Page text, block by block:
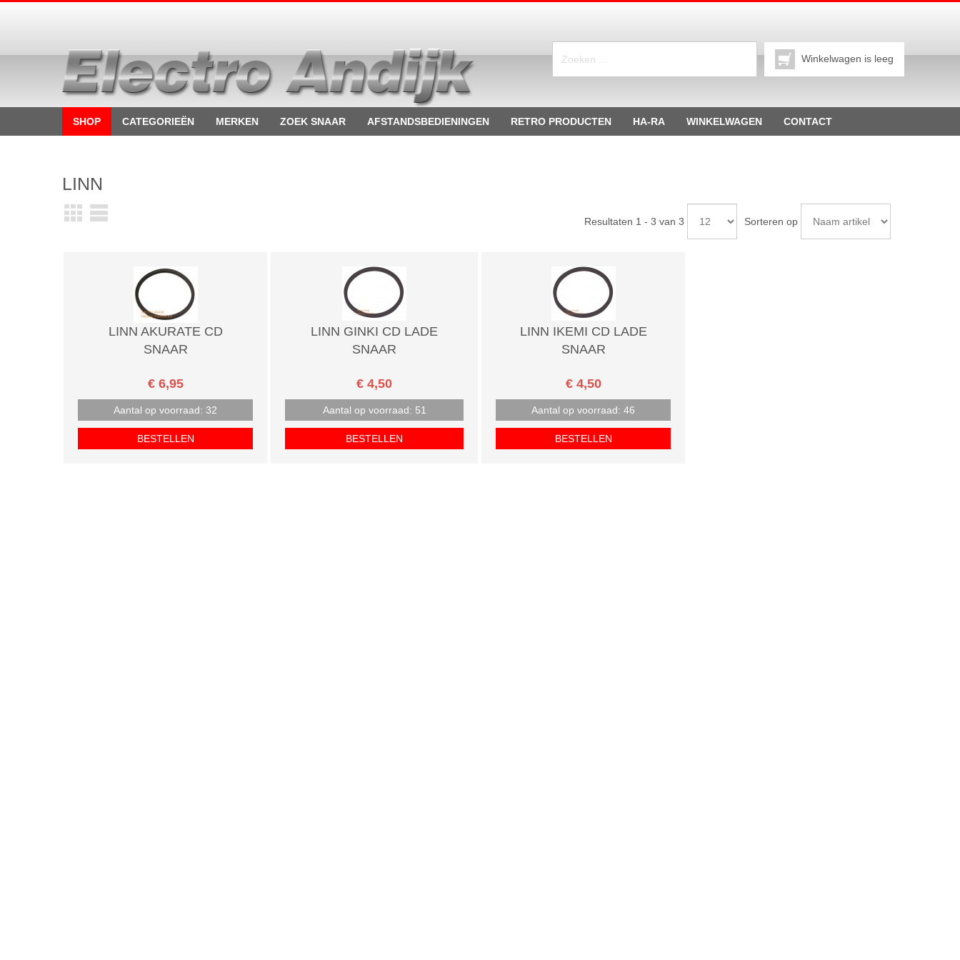
Winkelwagen is leeg
SHOP CATEGORIEËN MERKEN ZOEK SNAAR AFSTANDSBEDIENINGEN RETRO PRODUCTEN HA-RA WINKELWAGEN CONTACT
LINN
Sorteren op
Resultaten 1 - 3 van 3
LINN AKURATE CD
SNAAR
€ 6,95
Aantal op voorraad: 32
BESTELLEN
LINN GINKI CD LADE
SNAAR
€ 4,50
Aantal op voorraad: 51
BESTELLEN
LINN IKEMI CD LADE
SNAAR
€ 4,50
Aantal op voorraad: 46
BESTELLEN